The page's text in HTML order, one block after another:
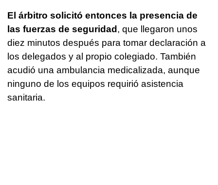
El árbitro solicitó entonces la presencia de
las fuerzas de seguridad, que llegaron unos
diez minutos después para tomar declaración a
los delegados y al propio colegiado. También
acudió una ambulancia medicalizada, aunque
ninguno de los equipos requirió asistencia
sanitaria.